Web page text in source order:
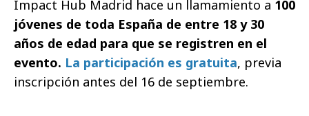
Impact Hub Madrid hace un llamamiento a 100
jóvenes de toda España de entre 18 y 30
años de edad para que se registren en el
evento. La participación es gratuita, previa
inscripción antes del 16 de septiembre.